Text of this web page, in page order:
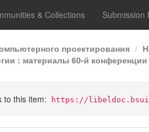
& Collections Submission
проектирования
: материалы 60-й конференции
to this item: https://